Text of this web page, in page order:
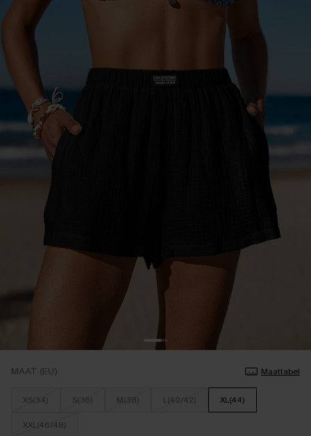
MAAT (EU) Maattabel
XS(34) S(36) M(38) L(40/42) XL(44)
XXL(46/48)